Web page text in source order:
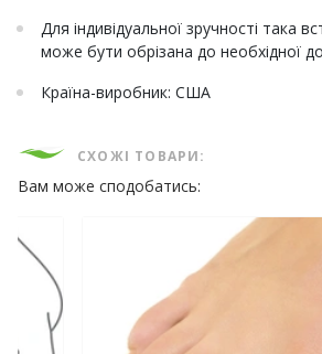
Для індивідуальної зручності така
може бути обрізана до необхідної
Країна-виробник: США
СХОЖІ ТОВАРИ:
Вам може сподобатись: